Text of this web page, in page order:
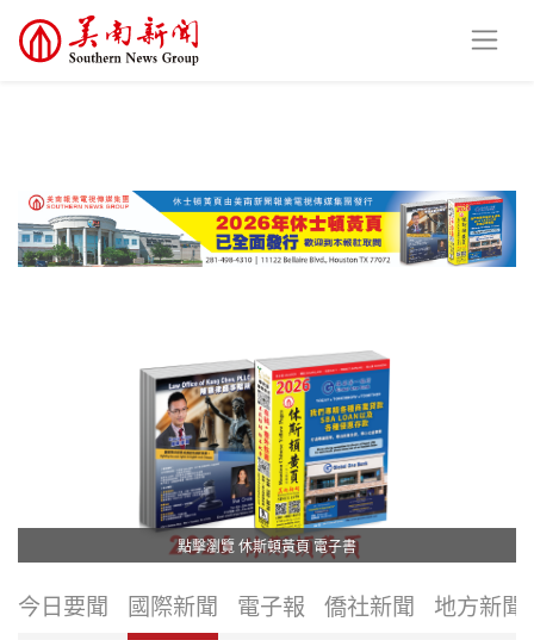
點擊瀏覽 休斯頓黃頁 電子書
今日要聞 國際新聞 電子報 僑社新聞 地方新聞